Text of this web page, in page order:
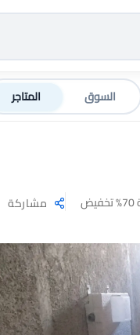
السوق المتاجر
مشاركة